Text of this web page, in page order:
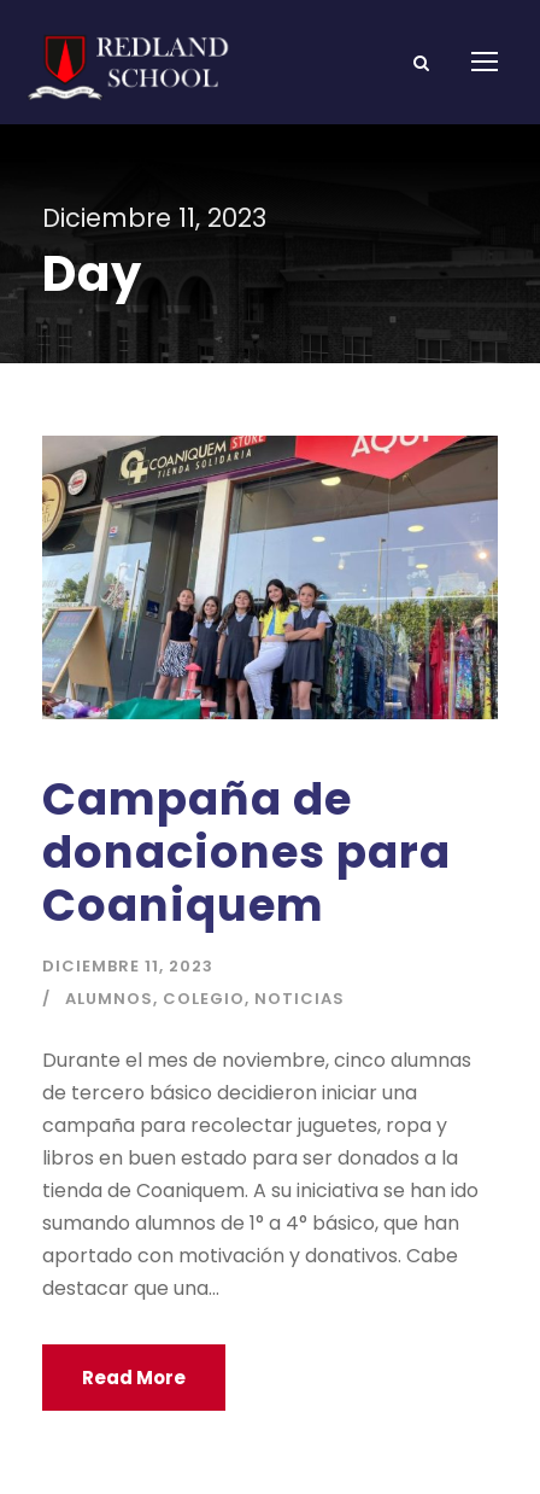
Diciembre 11, 2023
Day
Campaña de
donaciones para
Coaniquem
DICIEMBRE 11, 2023
ALUMNOS, COLEGIO, NOTICIAS
Durante el mes de noviembre, cinco alumnas
de tercero básico decidieron iniciar una
campaña para recolectar juguetes, ropa y
libros en buen estado para ser donados a la
tienda de Coaniquem. A su iniciativa se han ido
sumando alumnos de 1° a 4° básico, que han
aportado con motivación y donativos. Cabe
destacar que una...
Read More